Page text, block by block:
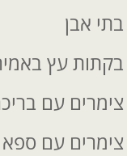
בתי אבן
בקתות עץ
צימרים עם
צימרים עם ספא